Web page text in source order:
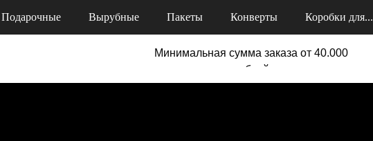
Минимальная сумма заказа от 40.000
рублей
Подарочные Вырубные Пакеты Конверты Коробки для...